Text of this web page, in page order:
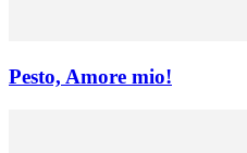
Pesto, Amore mio!